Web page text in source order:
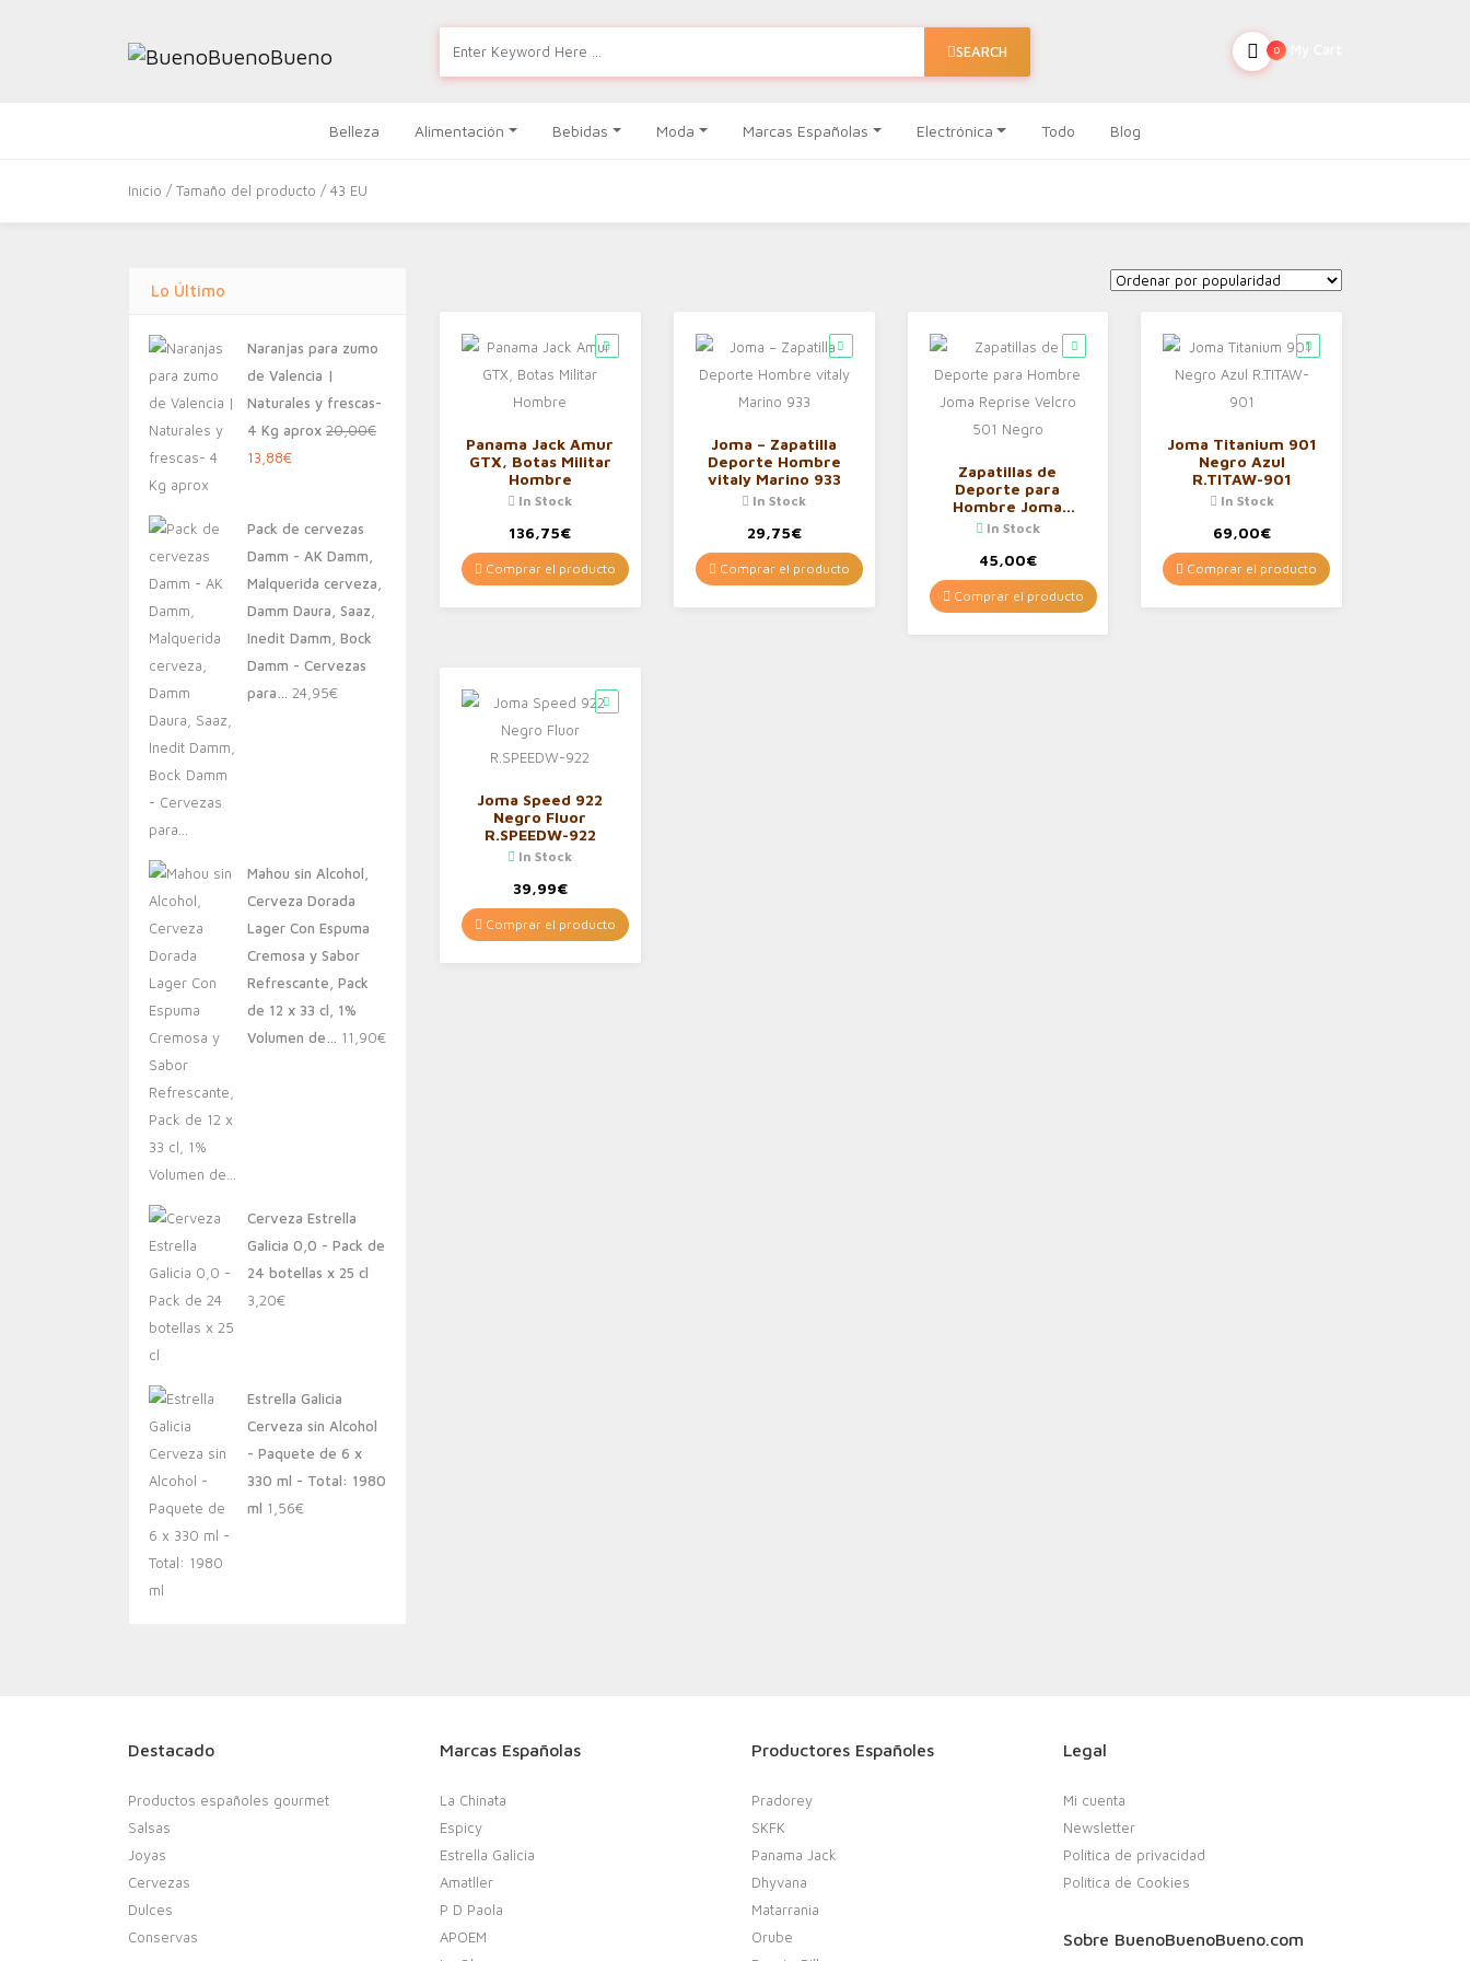
SEARCH 0
Belleza Alimentación Bebidas Moda Marcas Españolas Electrónica Todo Blog
Inicio / Tamaño del producto / 43 EU
Lo Último
Naranjas para zumo
de Valencia |
Naturales y frescas-
4 Kg aprox 20,00€
El
era:
20,00€.
13,88€El
es:
13,88€.
Pack de cervezas
Damm - AK Damm,
Malquerida cerveza,
Damm Daura, Saaz,
Inedit Damm, Bock
Damm - Cervezas
para… 24,95€
Mahou sin Alcohol,
Cerveza Dorada
Lager Con Espuma
Cremosa y Sabor
Refrescante, Pack
de 12 x 33 cl, 1%
Volumen de… 11,90€
Cerveza Estrella
Galicia 0,0 - Pack de
24 botellas x 25 cl
3,20€
Estrella Galicia
Cerveza sin Alcohol
- Paquete de 6 x
330 ml - Total: 1980
ml 1,56€
Panama Jack Amur
GTX, Botas Militar
Hombre
In Stock
136,75€
Comprar el producto
Joma – Zapatilla
Deporte Hombre
vitaly Marino 933
In Stock
29,75€
Comprar el producto
Zapatillas de
Deporte para
Hombre Joma
Reprise Velcro 501
In Stock
45,00€
Comprar el producto
Joma Titanium 901
Negro Azul
R.TITAW-901
In Stock
69,00€
Comprar el producto
Joma Speed 922
Negro Fluor
R.SPEEDW-922
In Stock
39,99€
Comprar el producto
Destacado
Productos españoles gourmet
Salsas
Joyas
Cervezas
Dulces
Conservas
Marcas Españolas
La Chinata
Espicy
Estrella Galicia
Amatller
P D Paola
APOEM
Productores Españoles
Pradorey
SKFK
Panama Jack
Dhyvana
Matarrania
Orube
Legal
Mi cuenta
Newsletter
Política de privacidad
Política de Cookies
Sobre BuenoBuenoBueno.com